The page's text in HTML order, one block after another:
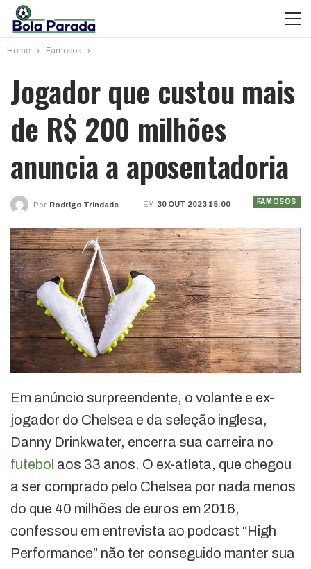
Home Famosos
Jogador que custou mais
de R$ 200 milhões
anuncia a aposentadoria
FAMOSOS
Por Rodrigo Trindade EM 30 OUT 2023 15:00
Em anúncio surpreendente, o volante e ex-
jogador do Chelsea e da seleção inglesa,
Danny Drinkwater, encerra sua carreira no
futebol aos 33 anos. O ex-atleta, que chegou
a ser comprado pelo Chelsea por nada menos
do que 40 milhões de euros em 2016,
confessou em entrevista ao podcast “High
Performance” não ter conseguido manter sua